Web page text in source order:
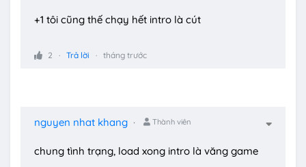
+1 tôi cũng thế chạy hết intro là cút
2 Trả lời tháng trước
nguyen nhat khang Thành viên
chung tình trạng, load xong intro là văng game